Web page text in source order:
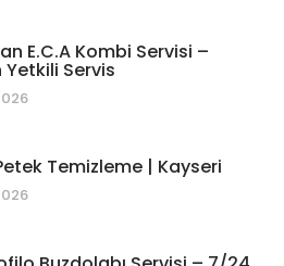
E.C.A Kombi Servisi –
Servis
Temizleme | Kayseri